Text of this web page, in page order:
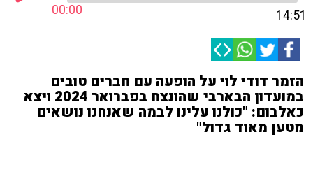
00:00 14:51
הזמר דודי לוי על הופעה עם חברים טובים
במועדון הבארבי שהונצח בפברואר 2024 ויצא
כאלבום: "כולנו עלינו לבמה שאנחנו נושאים
מטען מאוד גדול"